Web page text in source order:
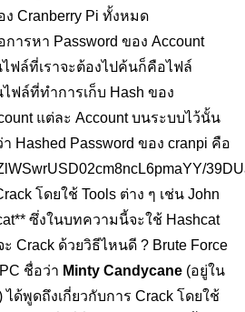
Cranberry Pi ทั้งหมด
การหา Password ของ Account
ฟล์ที่เราจะต้องไปค้นก็คือไฟล์
ไฟล์ที่ทำการเก็บ Hash ของ
แต่ละ Account บนระบบไว้นั้น
Hashed Password ของ cranpi คือ
โดยใช้ Tools ต่าง ๆ เช่น John
ซึ่งในบทความนี้จะใช้ Hashcat
Crack ด้วยวิธีไหนดี ? Brute Force
ชื่อว่า Minty Candycane (อยู่ใน
ได้พูดถึงเกี่ยวกับการ Crack โดยใช้